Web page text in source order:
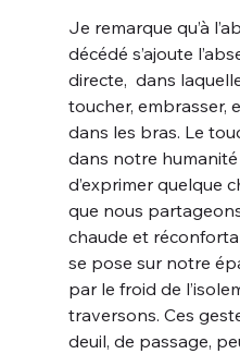
Je remarque qu’à
décédé s’ajoute
directe,  dans
toucher, embrasser,
dans les bras. Le
dans notre
d’exprimer quelque
que nous
chaude et
se pose sur notre
par le froid de
traversons. Ces
deuil, de passage,